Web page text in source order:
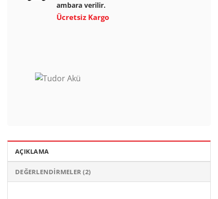
ambara verilir.
Ücretsiz Kargo
AÇIKLAMA
DEĞERLENDIRMELER (2)